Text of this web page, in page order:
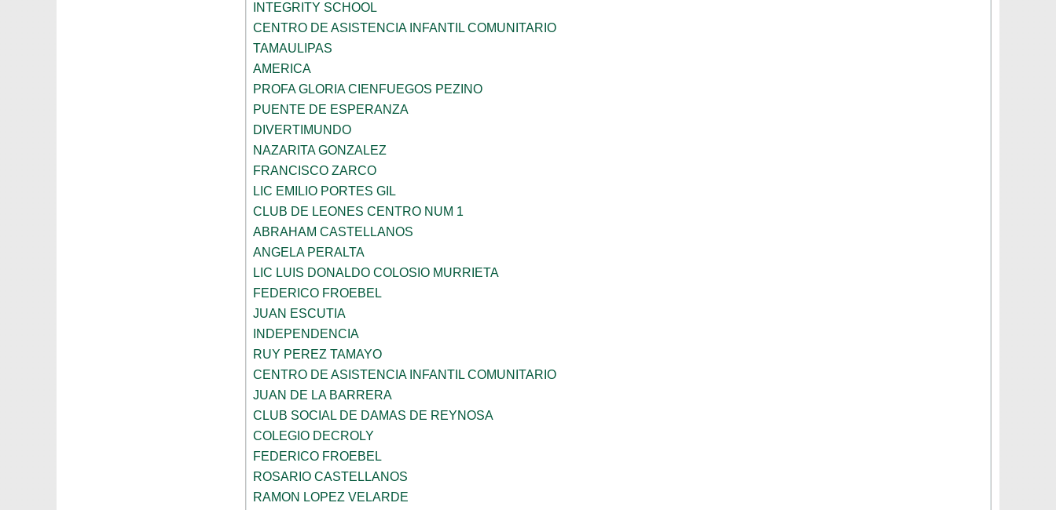
INTEGRITY SCHOOL
CENTRO DE ASISTENCIA INFANTIL COMUNITARIO
TAMAULIPAS
AMERICA
PROFA GLORIA CIENFUEGOS PEZINO
PUENTE DE ESPERANZA
DIVERTIMUNDO
NAZARITA GONZALEZ
FRANCISCO ZARCO
LIC EMILIO PORTES GIL
CLUB DE LEONES CENTRO NUM 1
ABRAHAM CASTELLANOS
ANGELA PERALTA
LIC LUIS DONALDO COLOSIO MURRIETA
FEDERICO FROEBEL
JUAN ESCUTIA
INDEPENDENCIA
RUY PEREZ TAMAYO
CENTRO DE ASISTENCIA INFANTIL COMUNITARIO
JUAN DE LA BARRERA
CLUB SOCIAL DE DAMAS DE REYNOSA
COLEGIO DECROLY
FEDERICO FROEBEL
ROSARIO CASTELLANOS
RAMON LOPEZ VELARDE